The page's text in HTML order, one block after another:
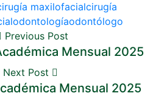
maxilofacialcirugía
odontologíaodontólogo
Previous Post
Mensual 2025
Next Post
Mensual 2025